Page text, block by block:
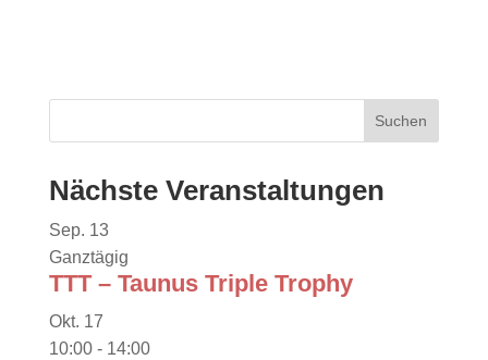
Nächste Veranstaltungen
Sep. 13
Ganztägig
TTT – Taunus Triple Trophy
Okt. 17
10:00- 14:00